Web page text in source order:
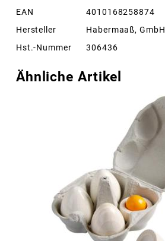
EAN
4010168258874
Hersteller
Habermaaß, GmbH
Hst.-Nummer
306436
Ähnliche Artikel